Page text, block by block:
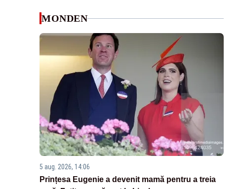
MONDEN
5 aug. 2026, 14:06
Prințesa Eugenie a devenit mamă pentru a treia